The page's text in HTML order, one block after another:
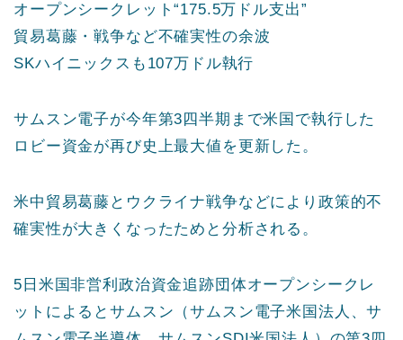
オープンシークレット“175.5万ドル支出”
貿易葛藤・戦争など不確実性の余波
SKハイニックスも107万ドル執行
サムスン電子が今年第3四半期まで米国で執行した
ロビー資金が再び史上最大値を更新した。
米中貿易葛藤とウクライナ戦争などにより政策的不
確実性が大きくなったためと分析される。
5日米国非営利政治資金追跡団体オープンシークレ
ットによるとサムスン（サムスン電子米国法人、サ